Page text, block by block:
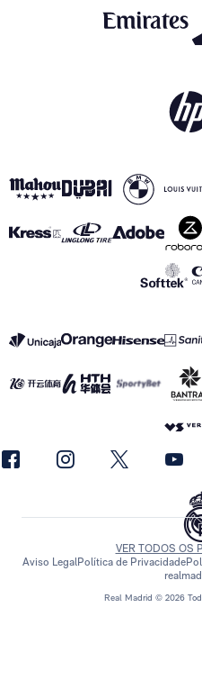
Real Madrid © 2026
VER TODOS OS
Aviso LegalPolítica de Privacidade